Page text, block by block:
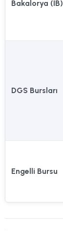
Bakalorya (IB)
DGS Bursları
Engelli Bursu